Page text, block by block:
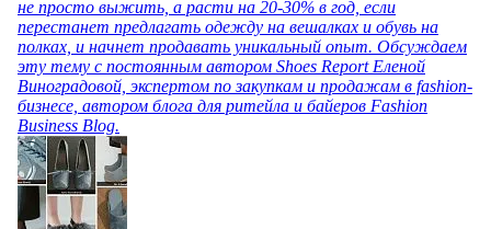
не просто выжить, а расти на 20-30% в год, если
перестанет предлагать одежду на вешалках и обувь на
полках, и начнет продавать уникальный опыт. Обсуждаем
эту тему с постоянным автором Shoes Report Еленой
Виноградовой, экспертом по закупкам и продажам в fashion-
бизнесе, автором блога для ритейла и байеров Fashion
Business Blog.